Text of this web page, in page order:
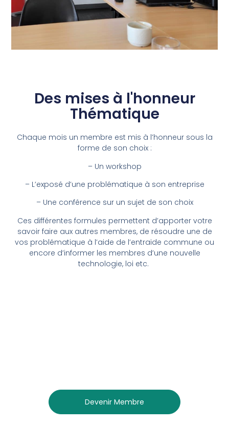
Des mises à l'honneur
Thématique
Chaque mois un membre est mis à l’honneur sous la
forme de son choix :
– Un workshop
– L’exposé d’une problématique à son entreprise
– Une conférence sur un sujet de son choix
Ces différentes formules permettent d’apporter votre
savoir faire aux autres membres, de résoudre une de
vos problématique à l’aide de l’entraide commune ou
encore d’informer les membres d’une nouvelle
technologie, loi etc.
Devenir Membre